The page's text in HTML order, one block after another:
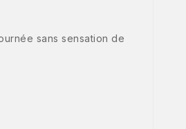
sans sensation de